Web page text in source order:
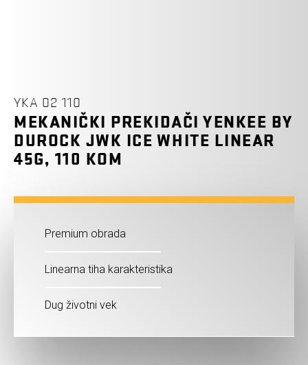
YKA 02 110
MEKANIČKI PREKIDAČI YENKEE BY
DUROCK JWK ICE WHITE LINEAR
45G, 110 KOM
Premium obrada
Linearna tiha karakteristika
Dug životni vek